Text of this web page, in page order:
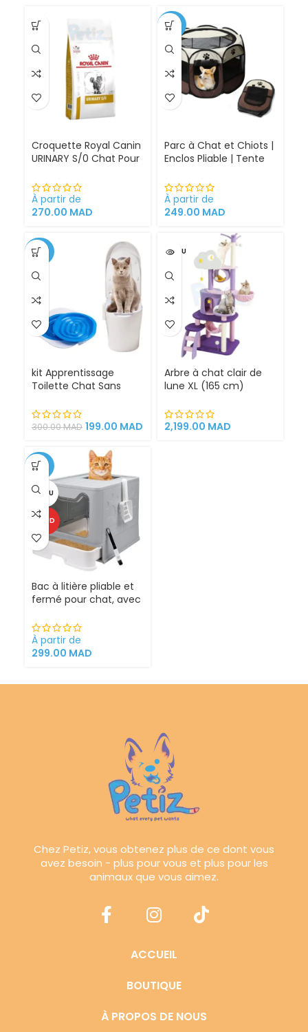
Croquette Royal Canin
URINARY S/0 Chat Pour
Cystite régime
médicalisé
À partir de
270.00 MAD
-30%
Parc à Chat et Chiots |
Enclos Pliable | Tente
et extérieur
À partir de
249.00 MAD
-34%
kit Apprentissage
Toilette Chat Sans
300.00MAD 199.00 MAD
VENDU
Arbre à chat clair de
lune XL (165 cm)
chat griffoirs
2,199.00 MAD
-25%
VENDU
CHAUD
Bac à litière pliable et
fermé pour chat, avec
À partir de
299.00 MAD
Chez Petiz, vous obtenez plus de ce dont vous
avez besoin - plus pour vous et plus pour les
animaux que vous aimez.
ACCUEIL
BOUTIQUE
À PROPOS DE NOUS